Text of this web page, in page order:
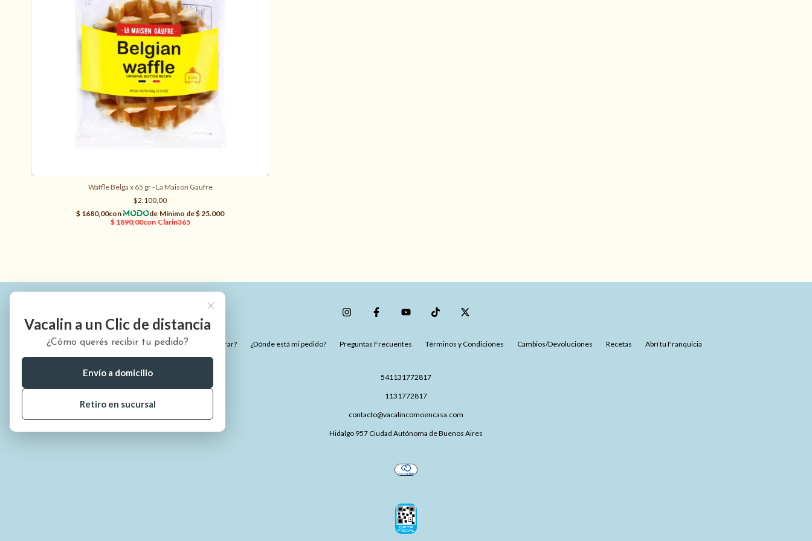
Waffle Belga x 65 gr - La Maison Gaufre
$2.100,00
Vacalin a un Clic de distancia
¿Cómo querés recibir tu pedido?
Envío a domicilio
Retiro en sucursal
¿Quiénes somos? ¿Cómo comprar? ¿Dónde está mi pedido? Preguntas Frecuentes Términos y Condiciones Cambios/Devoluciones Recetas Abrí tu Franquicia
541131772817
1131772817
contacto@vacalincomoencasa.com
Hidalgo 957 Ciudad Autónoma de Buenos Aires